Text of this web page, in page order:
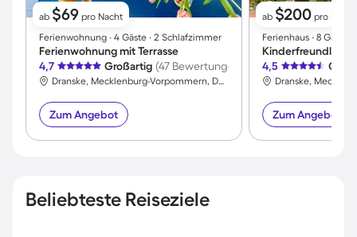
ab $69 pro Nacht
Ferienwohnung ∙ 4 Gäste ∙ 2 Schlafzimmer
Ferienwohnung mit Terrasse
4,7
Großartig (47 Bewertungen)
Dranske, Mecklenburg-Vorpommern, Deutschland
Zum Angebot
ab $200 pro Nacht
Ferienhaus ∙ 8 Gäste
4,5
Zum Angebot
Beliebteste Reiseziele